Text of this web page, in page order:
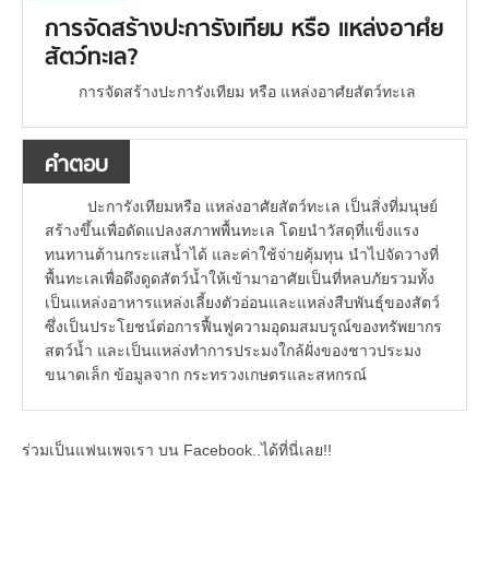
การจัดสร้างปะการังเทียม หรือ แหล่งอาศํย
สัตว์ทะเล?
การจัดสร้างปะการังเทียม หรือ แหล่งอาศํยสัตว์ทะเล
คำตอบ
ปะการังเทียมหรือ แหล่งอาศัยสัตว์ทะเล เป็นสิ่งที่มนุษย์
สร้างขึ้นเพื่อดัดแปลงสภาพพื้นทะเล โดยนำวัสดุที่แข็งแรง
ทนทานต้านกระแสน้ำได้ และค่าใช้จ่ายคุ้มทุน นำไปจัดวางที่
พื้นทะเลเพื่อดึงดูดสัตว์น้ำให้เข้ามาอาศัยเป็นที่หลบภัยรวมทั้ง
เป็นแหล่งอาหารแหล่งเลี้ยงตัวอ่อนและแหล่งสืบพันธุ์ของสัตว์
ซึ่งเป็นประโยชน์ต่อการฟื้นฟูความอุดมสมบรูณ์ของทรัพยากร
สตว์น้ำ และเป็นแหล่งทำการประมงใกล้ฝั่งของชาวประมง
ขนาดเล็ก ข้อมูลจาก กระทรวงเกษตรและสหกรณ์
ร่วมเป็นแฟนเพจเรา บน Facebook..ได้ที่นี่เลย!!